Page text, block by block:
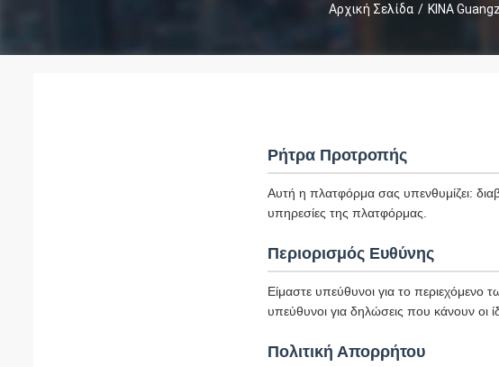
Αρχική Σελίδα / ΚΙΝΑ
Ρήτρα Προτροπής
Αυτή η πλατφόρμα σας υπενθυμίζει:
υπηρεσίες της πλατφόρμας.
Περιορισμός Ευθύνης
Είμαστε υπεύθυνοι για το περιεχόμενο
υπεύθυνοι για δηλώσεις που κάνουν οι
Πολιτική Απορρήτου